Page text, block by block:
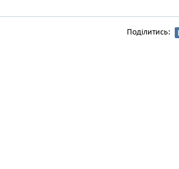
Поділитись: